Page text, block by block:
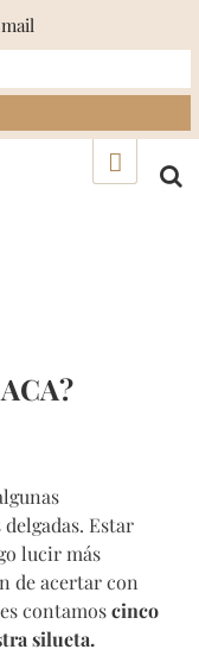
Estar
lucir más
de acertar con
contamoscinco
silueta.